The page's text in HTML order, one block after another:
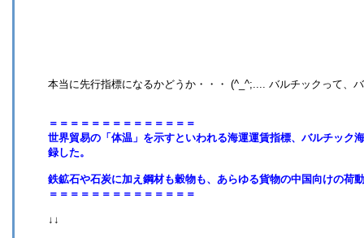
本当に先行指標になるかどうか・・・ (^_^;.... バルチックって、
＝＝＝＝＝＝＝＝＝＝＝＝＝＝
世界貿易の「体温」を示すといわれる海運運賃指標、バルチック
録した。
鉄鉱石や石炭に加え鋼材も穀物も、あらゆる貨物の中国向けの荷
＝＝＝＝＝＝＝＝＝＝＝＝＝＝
↓↓